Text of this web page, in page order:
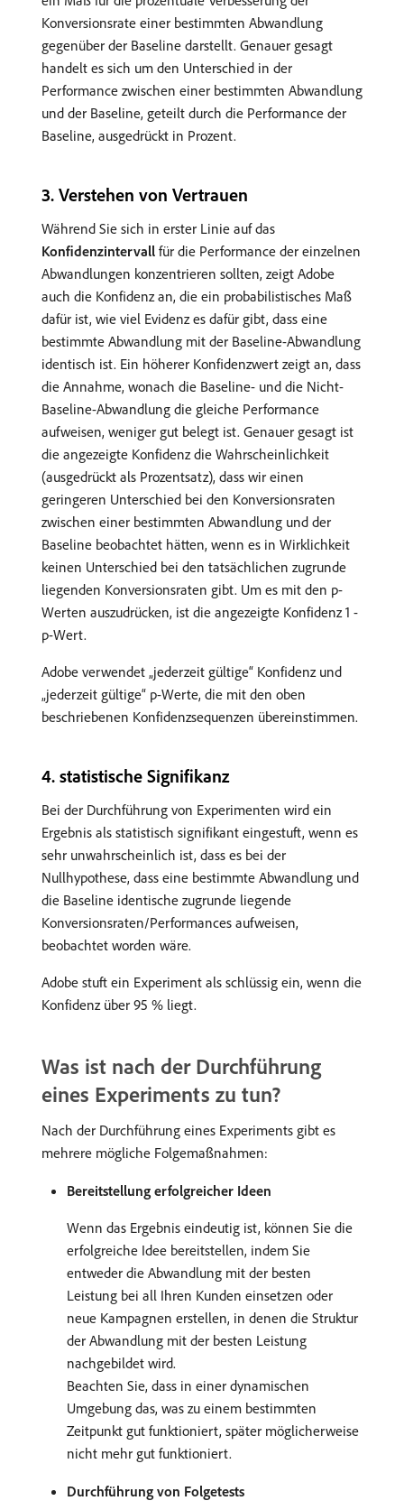
Konversionsrate einer bestimmten Abwandlung
gegenüber der Baseline darstellt. Genauer gesagt
handelt es sich um den Unterschied in der
Performance zwischen einer bestimmten Abwandlung
und der Baseline, geteilt durch die Performance der
Baseline, ausgedrückt in Prozent.
​3. Verstehen von Vertrauen
Während Sie sich in erster Linie auf das
Konfidenzintervall für die Performance der einzelnen
Abwandlungen konzentrieren sollten, zeigt Adobe
auch die Konfidenz an, die ein probabilistisches Maß
dafür ist, wie viel Evidenz es dafür gibt, dass eine
bestimmte Abwandlung mit der Baseline-Abwandlung
identisch ist. Ein höherer Konfidenzwert zeigt an, dass
die Annahme, wonach die Baseline- und die Nicht-
Baseline-Abwandlung die gleiche Performance
aufweisen, weniger gut belegt ist. Genauer gesagt ist
die angezeigte Konfidenz die Wahrscheinlichkeit
(ausgedrückt als Prozentsatz), dass wir einen
geringeren Unterschied bei den Konversionsraten
zwischen einer bestimmten Abwandlung und der
Baseline beobachtet hätten, wenn es in Wirklichkeit
keinen Unterschied bei den tatsächlichen zugrunde
liegenden Konversionsraten gibt. Um es mit den p-
Werten auszudrücken, ist die angezeigte Konfidenz 1 -
p-Wert.
Adobe verwendet „jederzeit gültige“ Konfidenz und
„jederzeit gültige“ p-Werte, die mit den oben
beschriebenen Konfidenzsequenzen übereinstimmen.
​4. statistische Signifikanz
Bei der Durchführung von Experimenten wird ein
Ergebnis als statistisch signifikant eingestuft, wenn es
sehr unwahrscheinlich ist, dass es bei der
Nullhypothese, dass eine bestimmte Abwandlung und
die Baseline identische zugrunde liegende
Konversionsraten/Performances aufweisen,
beobachtet worden wäre.
Adobe stuft ein Experiment als schlüssig ein, wenn die
Konfidenz über 95 % liegt.
Was ist nach der Durchführung
eines Experiments zu tun?
Nach der Durchführung eines Experiments gibt es
mehrere mögliche Folgemaßnahmen:
Bereitstellung erfolgreicher Ideen
Wenn das Ergebnis eindeutig ist, können Sie die
erfolgreiche Idee bereitstellen, indem Sie
entweder die Abwandlung mit der besten
Leistung bei all Ihren Kunden einsetzen oder
neue Kampagnen erstellen, in denen die Struktur
der Abwandlung mit der besten Leistung
nachgebildet wird.
Beachten Sie, dass in einer dynamischen
Umgebung das, was zu einem bestimmten
Zeitpunkt gut funktioniert, später möglicherweise
nicht mehr gut funktioniert.
Durchführung von Folgetests